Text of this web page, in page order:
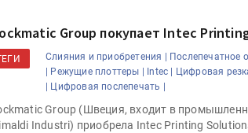
Group покупает Intec
Слияния и приобретения |
Послепечатное
Режущие плоттеры | Intec | Цифровая
Цифровая послепечать |
Group (Швеция, входит в
Industri) приобрела Intec Printing
«Калькулятор
IPSA 2026
поставщиками и